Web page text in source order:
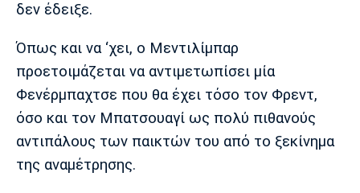
δεν έδειξε.
Όπως και να ‘χει, ο Μεντιλίμπαρ
προετοιμάζεται να αντιμετωπίσει μία
Φενέρμπαχτσε που θα έχει τόσο τον Φρεντ,
όσο και τον Μπατσουαγί ως πολύ πιθανούς
αντιπάλους των παικτών του από το ξεκίνημα
της αναμέτρησης.